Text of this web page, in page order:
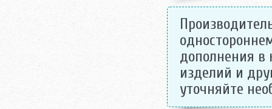
дополнения
изделий и
уточняйте